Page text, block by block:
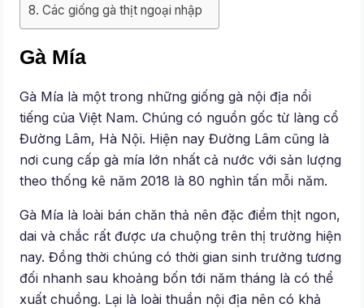
Các giống gà thịt ngoại nhập
Gà Mía
Gà Mía là một trong những giống gà nội địa nổi
tiếng của Việt Nam. Chúng có nguồn gốc từ làng cổ
Đường Lâm, Hà Nội. Hiện nay Đường Lâm cũng là
nơi cung cấp gà mía lớn nhất cả nước với sản lượng
theo thống kê năm 2018 là 80 nghìn tấn mỗi năm.
Gà Mía là loài bán chăn thả nên đặc điểm thịt ngon,
dai và chắc rất được ưa chuộng trên thị trường hiện
nay. Đồng thời chúng có thời gian sinh trưởng tương
đối nhanh sau khoảng bốn tới năm tháng là có thể
xuất chuồng. Lại là loài thuần nội địa nên có khả